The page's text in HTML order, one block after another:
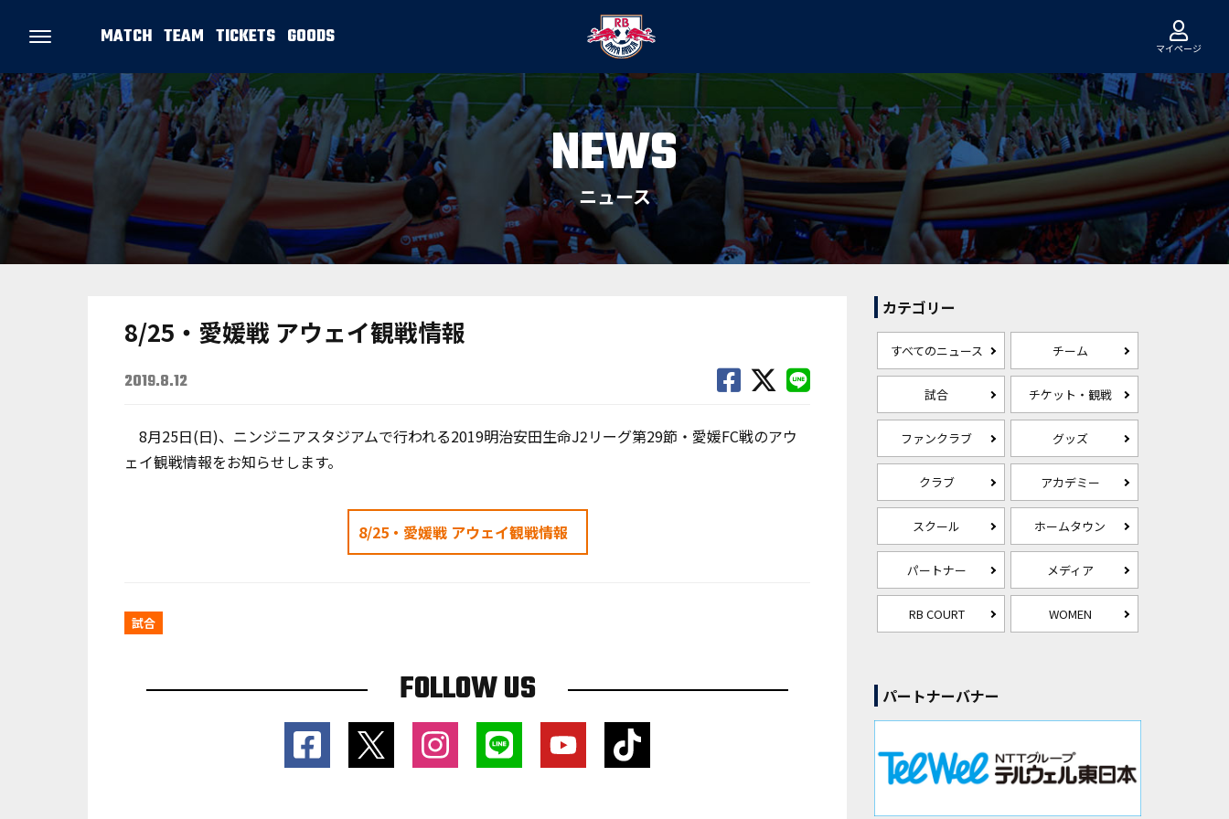
MATCH TEAM TICKETS GOODS マイページ
NEWS
ニュース
8/25・愛媛戦 アウェイ観戦情報
2019.8.12
8月25日(日)、ニンジニアスタジアムで行われる2019明治安田生命J2リーグ第29節・愛媛FC戦のアウ
ェイ観戦情報をお知らせします。
8/25・愛媛戦 アウェイ観戦情報
試合
FOLLOW US
カテゴリー
すべてのニュース チーム
試合 チケット・観戦
ファンクラブ グッズ
クラブ アカデミー
スクール ホームタウン
パートナー メディア
RB COURT WOMEN
パートナーバナー